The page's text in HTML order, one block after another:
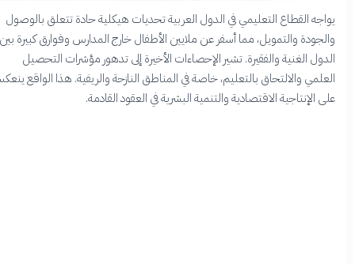
القطاع التعليمي في الدول العربية تحديات هيكلية حادة تتعلق بالوصول
والتمويل، مما أسفر عن ملايين الأطفال خارج المدارس وفوارق كبيرة بين
الغنية والفقيرة. تشير الإحصاءات الأخيرة إلى تدهور مؤشرات التحصيل
والالتحاق بالتعليم، خاصة في المناطق النازحة والريفية. هذا الواقع ينعكس
الإنتاجية الاقتصادية والتنمية البشرية في العقود القادمة.